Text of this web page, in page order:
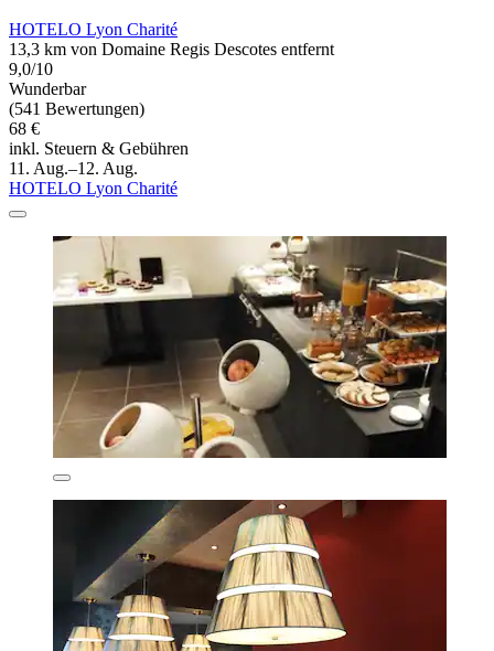
HOTELO Lyon Charité
13,3 km von Domaine Regis Descotes entfernt
9,0/10
Wunderbar
(541 Bewertungen)
68 €
inkl. Steuern & Gebühren
11. Aug.–12. Aug.
HOTELO Lyon Charité